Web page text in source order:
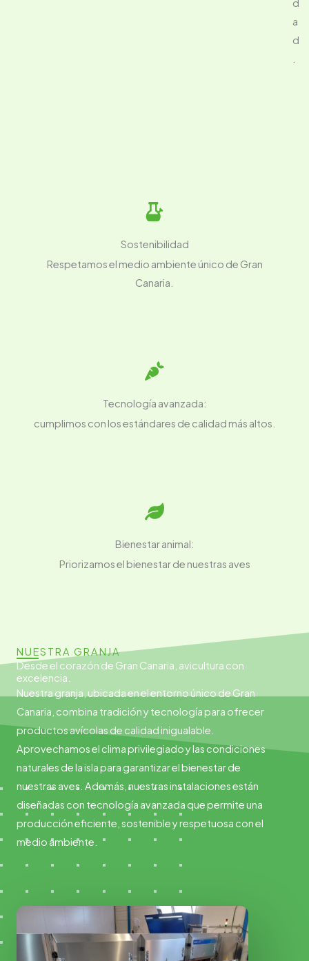
d
a
d
Sostenibilidad
Respetamos el medio ambiente único de Gran
Canaria.
Tecnología avanzada:
cumplimos con los estándares de calidad más altos.
Bienestar animal:
Priorizamos el bienestar de nuestras aves
NUESTRA GRANJA
Desde el corazón de Gran Canaria, avicultura con
excelencia.
Nuestra granja, ubicada en el entorno único de Gran
Canaria, combina tradición y tecnología para ofrecer
productos avícolas de calidad inigualable.
Aprovechamos el clima privilegiado y las condiciones
naturales de la isla para garantizar el bienestar de
nuestras aves. Además, nuestras instalaciones están
diseñadas con tecnología avanzada que permite una
producción eficiente, sostenible y respetuosa con el
medio ambiente.